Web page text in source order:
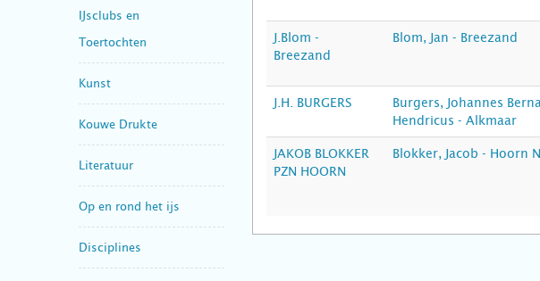
IJsclubs en
Toertochten
Kunst
Kouwe Drukte
Literatuur
Op en rond het ijs
Disciplines
J.Blom -
Breezand
Blom, Jan - Breezand
J.H. BURGERS
Burgers, Johannes
Hendricus - Alkmaar
JAKOB BLOKKER
PZN HOORN
Blokker, Jacob - Hoorn